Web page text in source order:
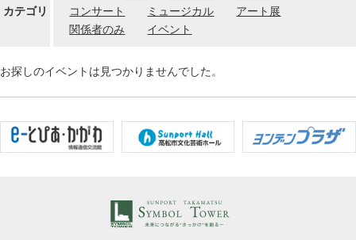
カテゴリ
コンサート
ミュージカル
アート展
関係者のみ
イベント
お探しのイベントは見つかりませんでした。